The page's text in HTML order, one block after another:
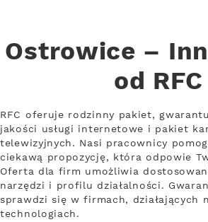
Ostrowice –
od RFC
RFC oferuje rodzinny pakiet,
jakości usługi internetowe i pakiet
telewizyjnych. Nasi pracownicy
ciekawą propozycję, która odpowie
Oferta dla firm umożliwia
narzędzi i profilu działalności.
sprawdzi się w firmach, działających
technologiach.